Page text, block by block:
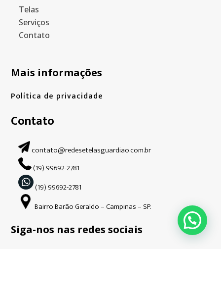
Telas
Serviços
Contato
Mais informações
Política de privacidade
Contato
contato@redesetelasguardiao.com.br
(19) 99692-2781
(19) 99692-2781
Bairro Barão Geraldo – Campinas – SP.
Siga-nos nas redes sociais